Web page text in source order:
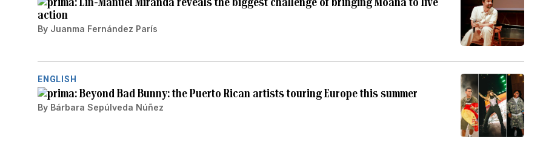
action
By Juanma Fernández París
ENGLISH
Beyond Bad Bunny: the Puerto Rican artists touring Europe this summer
By Bárbara Sepúlveda Núñez